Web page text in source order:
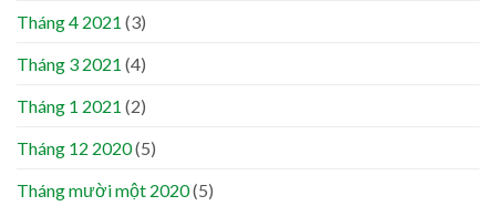
Tháng 4 2021 (3)
Tháng 3 2021 (4)
Tháng 1 2021 (2)
Tháng 12 2020(5)
Tháng mười một 2020(5)